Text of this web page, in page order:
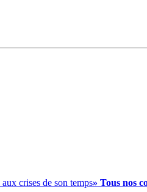
crises de son temps» Tous nos